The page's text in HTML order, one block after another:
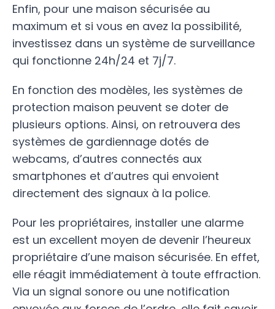
Enfin, pour une maison sécurisée au
maximum et si vous en avez la possibilité,
investissez dans un système de surveillance
qui fonctionne 24h/24 et 7j/7.
En fonction des modèles, les systèmes de
protection maison peuvent se doter de
plusieurs options. Ainsi, on retrouvera des
systèmes de gardiennage dotés de
webcams, d’autres connectés aux
smartphones et d’autres qui envoient
directement des signaux à la police.
Pour les propriétaires, installer une alarme
est un excellent moyen de devenir l’heureux
propriétaire d’une maison sécurisée. En effet,
elle réagit immédiatement à toute effraction.
Via un signal sonore ou une notification